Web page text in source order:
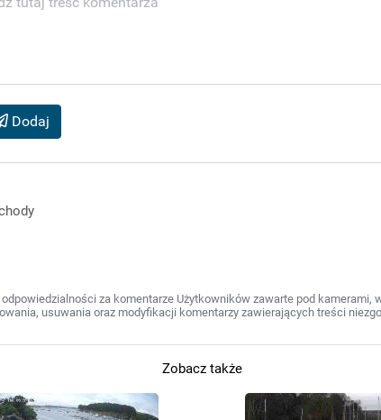
Dodaj
za komentarze Użytkowników zawarte pod
usuwania oraz modyfikacji komentarzy zawierających treści
Zobacz także